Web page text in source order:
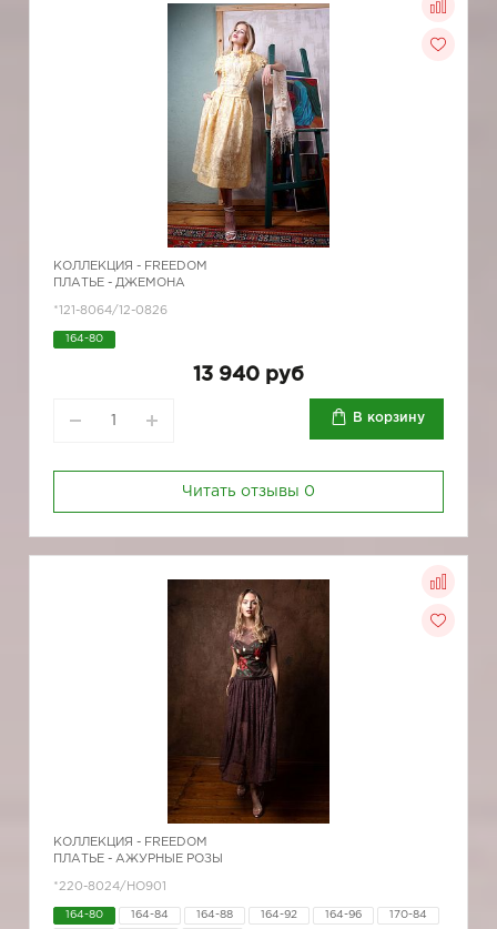
КОЛЛЕКЦИЯ - FREEDOM
ПЛАТЬЕ - ДЖЕМОНА
*121-8064/12-0826
164-80
13 940 руб
В корзину
Читать отзывы 0
КОЛЛЕКЦИЯ - FREEDOM
ПЛАТЬЕ - АЖУРНЫЕ РОЗЫ
*220-8024/HO901
164-80 164-84 164-88 164-92 164-96 170-84